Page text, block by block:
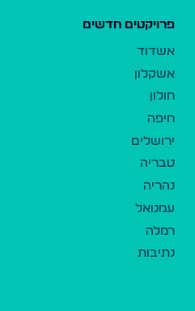
פרויקטים חדשים
אשדוד
אשקלון
חולון
חיפה
ירושלים
טבריה
נהריה
עמנואל
רמלה
נתיבות